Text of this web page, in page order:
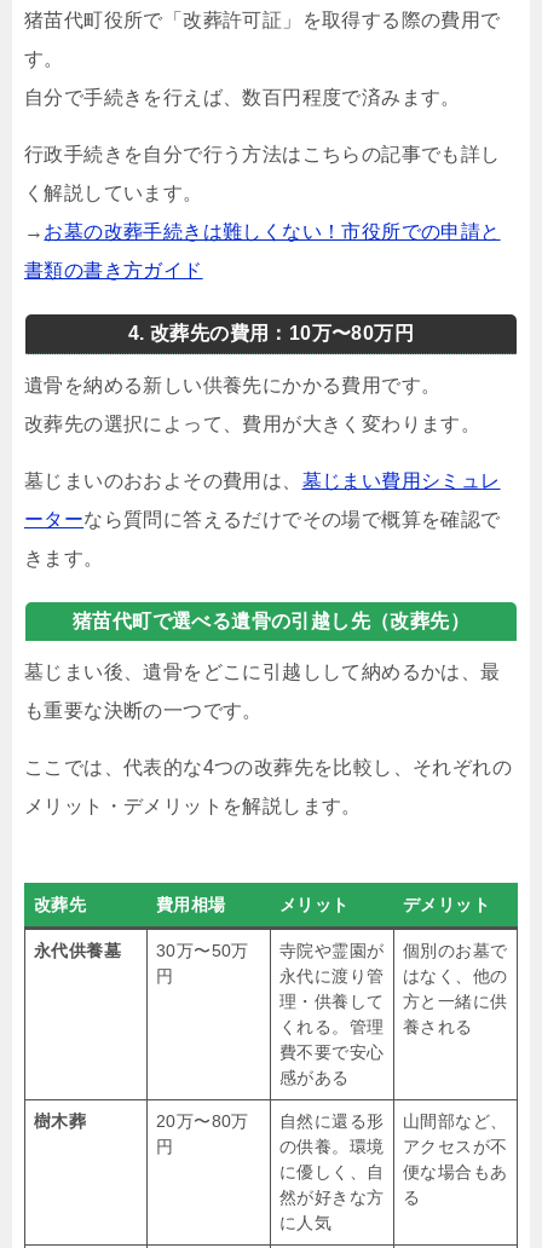
猪苗代町役所で「改葬許可証」を取得する際の費用で
す。
自分で手続きを行えば、数百円程度で済みます。
行政手続きを自分で行う方法はこちらの記事でも詳し
く解説しています。
→ お墓の改葬手続きは難しくない！市役所での申請と
書類の書き方ガイド
4. 改葬先の費用：10万〜80万円
遺骨を納める新しい供養先にかかる費用です。
改葬先の選択によって、費用が大きく変わります。
墓じまいのおおよその費用は、 墓じまい費用シミュレ
ーターなら質問に答えるだけでその場で概算を確認で
きます。
猪苗代町で選べる遺骨の引越し先（改葬先）
墓じまい後、遺骨をどこに引越しして納めるかは、最
も重要な決断の一つです。
ここでは、代表的な4つの改葬先を比較し、それぞれの
メリット・デメリットを解説します。
改葬先 費用相場 メリット デメリット
永代供養墓
30万〜50万
円
寺院や霊園が
永代に渡り管
理・供養して
くれる。管理
費不要で安心
感がある
個別のお墓で
はなく、他の
方と一緒に供
養される
樹木葬
20万〜80万
円
自然に還る形
の供養。環境
に優しく、自
然が好きな方
に人気
山間部など、
アクセスが不
便な場合もあ
る